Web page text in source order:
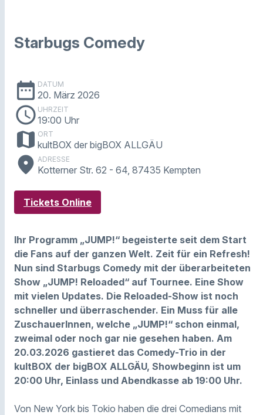
Starbugs Comedy
date_range DATUM
20. März 2026
schedule UHRZEIT
19:00 Uhr
map ORT
kultBOX der bigBOX ALLGÄU
place ADRESSE
Kotterner Str. 62 - 64, 87435 Kempten
Tickets Online
Ihr Programm „JUMP!“ begeisterte seit dem Start
die Fans auf der ganzen Welt. Zeit für ein Refresh!
Nun sind Starbugs Comedy mit der überarbeiteten
Show „JUMP! Reloaded“ auf Tournee. Eine Show
mit vielen Updates. Die Reloaded-Show ist noch
schneller und überraschender. Ein Muss für alle
ZuschauerInnen, welche „JUMP!“ schon einmal,
zweimal oder noch gar nie gesehen haben. Am
20.03.2026 gastieret das Comedy-Trio in der
kultBOX der bigBOX ALLGÄU, Showbeginn ist um
20:00 Uhr, Einlass und Abendkasse ab 19:00 Uhr.
Von New York bis Tokio haben die drei Comedians mit